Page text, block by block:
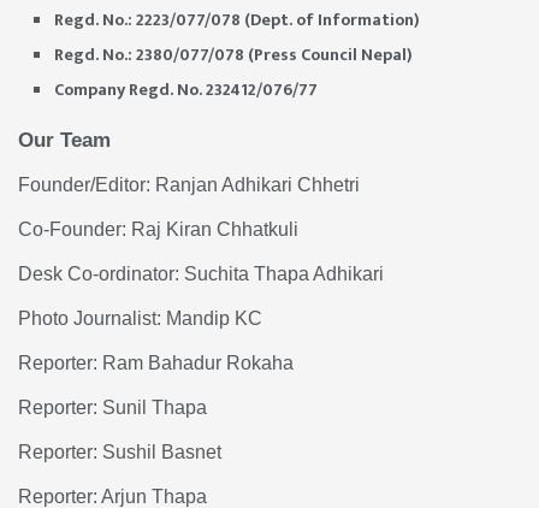
Regd. No.: 2223/077/078 (Dept. of Information)
Regd. No.: 2380/077/078 (Press Council Nepal)
Company Regd. No. 232412/076/77
Our Team
Founder/Editor: Ranjan Adhikari Chhetri
Co-Founder: Raj Kiran Chhatkuli
Desk Co-ordinator: Suchita Thapa Adhikari
Photo Journalist: Mandip KC
Reporter: Ram Bahadur Rokaha
Reporter: Sunil Thapa
Reporter: Sushil Basnet
Reporter: Arjun Thapa